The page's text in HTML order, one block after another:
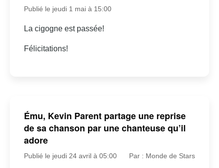
Publié le jeudi 1 mai à 15:00
La cigogne est passée!
Félicitations!
Ému, Kevin Parent partage une reprise
de sa chanson par une chanteuse qu’il
adore
Publié le jeudi 24 avril à 05:00 Par : Monde de Stars